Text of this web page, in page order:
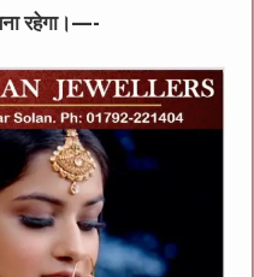
रहेगा।—-